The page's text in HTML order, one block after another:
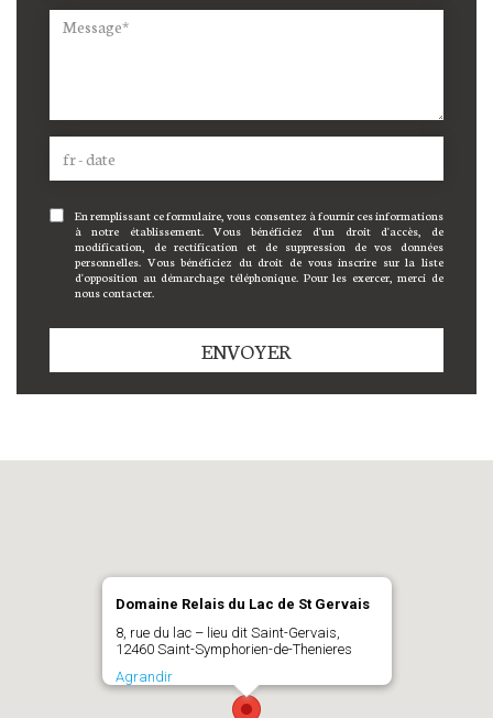
En remplissant ce formulaire, vous consentez à fournir ces informations
à notre établissement. Vous bénéficiez d'un droit d'accès, de
modification, de rectification et de suppression de vos données
personnelles. Vous bénéficiez du droit de vous inscrire sur la liste
d'opposition au démarchage téléphonique. Pour les exercer, merci de
nous contacter.
ENVOYER
Domaine Relais du Lac de St Gervais
8, rue du lac – lieu dit Saint-Gervais,
12460 Saint-Symphorien-de-Thenieres
Agrandir